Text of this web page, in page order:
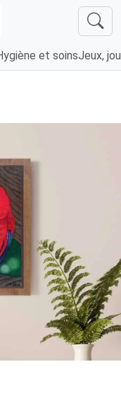
et soinsJeux,